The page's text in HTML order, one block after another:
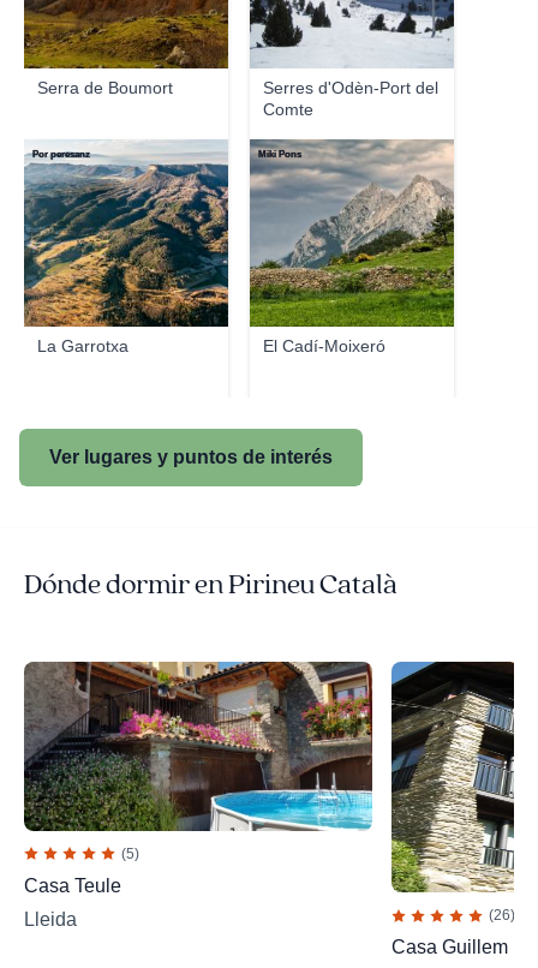
Serra de Boumort
Serres d'Odèn-Port del
Comte
La Garrotxa
Por peresanz
El Cadí-Moixeró
Miki Pons
Ver lugares y puntos de interés
Dónde dormir en Pirineu Català
(5)
Casa Teule
Lleida
(26)
Casa Guillem